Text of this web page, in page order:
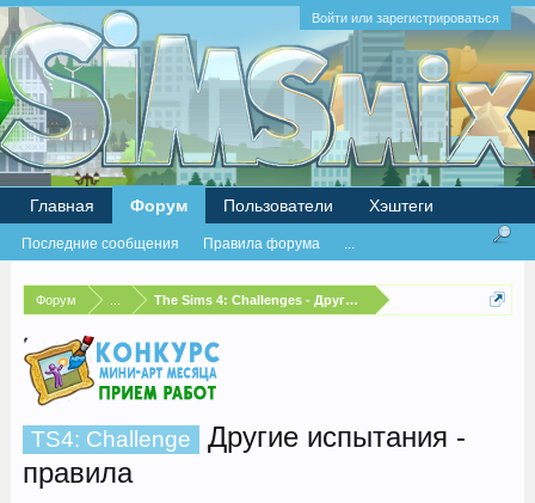
Войти или зарегистрироваться
Форум The Sims 4: Challenges - Другие испытания
TS4: Challenge
Другие испытания -
правила
Главная Форум
Последние сообщения Правила форума ...
Пользователи Хэштеги